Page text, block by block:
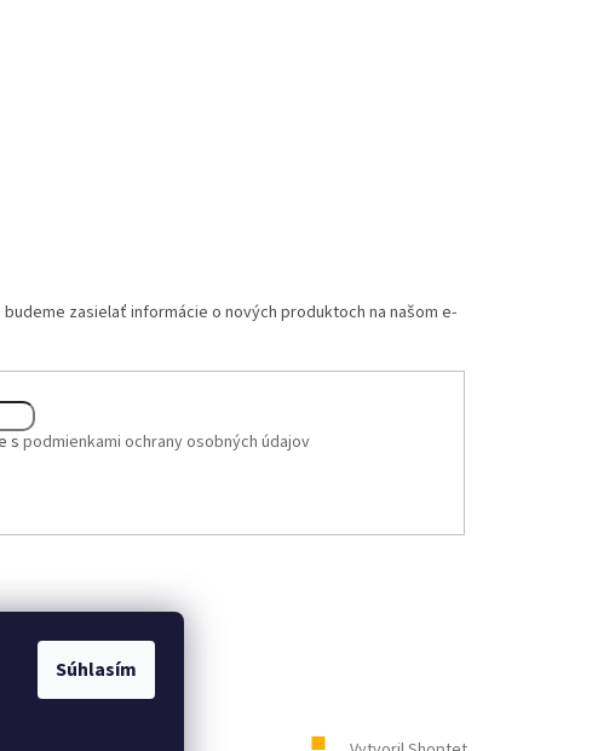
Súhlasím
budeme zasielať informácie o nových produktoch na našom e-
spodmienkami ochrany osobných údajov